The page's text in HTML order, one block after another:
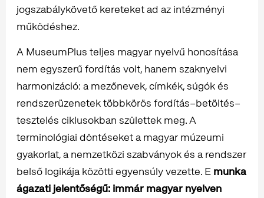
jogszabálykövető kereteket ad az intézményi
működéshez.
A MuseumPlus teljes magyar nyelvű honosítása
nem egyszerű fordítás volt, hanem szaknyelvi
harmonizáció: a mezőnevek, címkék, súgók és
rendszerüzenetek többkörös fordítás–betöltés–
tesztelés ciklusokban születtek meg. A
terminológiai döntéseket a magyar múzeumi
gyakorlat, a nemzetközi szabványok és a rendszer
belső logikája közötti egyensúly vezette. E munka
ágazati jelentőségű: immár magyar nyelven